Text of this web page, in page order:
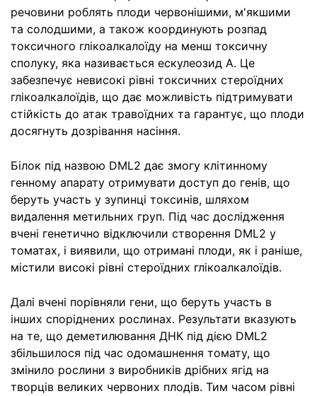
речовини роблять плоди червонішими, м'якшими
та солодшими, а також координують розпад
токсичного глікоалкалоїду на менш токсичну
сполуку, яка називається ескулеозид А. Це
забезпечує невисокі рівні токсичних стероїдних
глікоалкалоїдів, що дає можливість підтримувати
стійкість до атак травоїдних та гарантує, що плоди
досягнуть дозрівання насіння.
Білок під назвою DML2 дає змогу клітинному
генному апарату отримувати доступ до генів, що
беруть участь у зупинці токсинів, шляхом
видалення метильних груп. Під час дослідження
вчені генетично відключили створення DML2 у
томатах, і виявили, що отримані плоди, як і раніше,
містили високі рівні стероїдних глікоалкалоїдів.
Далі вчені порівняли гени, що беруть участь в
інших споріднених рослинах. Результати вказують
на те, що деметилювання ДНК під дією DML2
збільшилося під час одомашнення томату, що
змінило рослини з виробників дрібних ягід на
творців великих червоних плодів. Тим часом рівні